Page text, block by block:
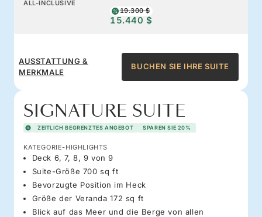
ALL-INCLUSIVE
19.300 $
15.440 $
AUSSTATTUNG &
MERKMALE
BUCHEN SIE IHRE SUITE
SIGNATURE SUITE
ZEITLICH BEGRENZTES ANGEBOT SPAREN SIE 20%
KATEGORIE-HIGHLIGHTS
Deck 6, 7, 8, 9 von 9
Suite-Größe 700 sq ft
Bevorzugte Position im Heck
Größe der Veranda 172 sq ft
Blick auf das Meer und die Berge von allen